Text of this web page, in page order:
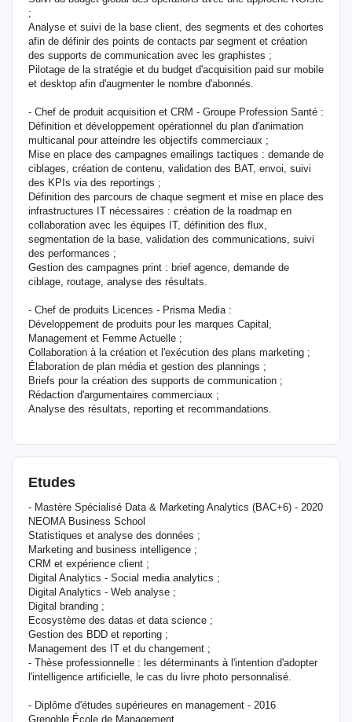
;
Analyse et suivi de la base client, des segments et des cohortes
afin de définir des points de contacts par segment et création
des supports de communication avec les graphistes ;
Pilotage de la stratégie et du budget d'acquisition paid sur mobile
et desktop afin d'augmenter le nombre d'abonnés.
- Chef de produit acquisition et CRM - Groupe Profession Santé :
Définition et développement opérationnel du plan d'animation
multicanal pour atteindre les objectifs commerciaux ;
Mise en place des campagnes emailings tactiques : demande de
ciblages, création de contenu, validation des BAT, envoi, suivi
des KPIs via des reportings ;
Définition des parcours de chaque segment et mise en place des
infrastructures IT nécessaires : création de la roadmap en
collaboration avec les équipes IT, définition des flux,
segmentation de la base, validation des communications, suivi
des performances ;
Gestion des campagnes print : brief agence, demande de
ciblage, routage, analyse des résultats.
- Chef de produits Licences - Prisma Media :
Développement de produits pour les marques Capital,
Management et Femme Actuelle ;
Collaboration à la création et l'exécution des plans marketing ;
Élaboration de plan média et gestion des plannings ;
Briefs pour la création des supports de communication ;
Rédaction d'argumentaires commerciaux ;
Analyse des résultats, reporting et recommandations.
Etudes
- Mastère Spécialisé Data & Marketing Analytics (BAC+6) - 2020
NEOMA Business School
Statistiques et analyse des données ;
Marketing and business intelligence ;
CRM et expérience client ;
Digital Analytics - Social media analytics ;
Digital Analytics - Web analyse ;
Digital branding ;
Ecosystème des datas et data science ;
Gestion des BDD et reporting ;
Management des IT et du changement ;
- Thèse professionnelle : les déterminants à l'intention d'adopter
l'intelligence artificielle, le cas du livre photo personnalisé.
- Diplôme d'études supérieures en management - 2016
Grenoble École de Management